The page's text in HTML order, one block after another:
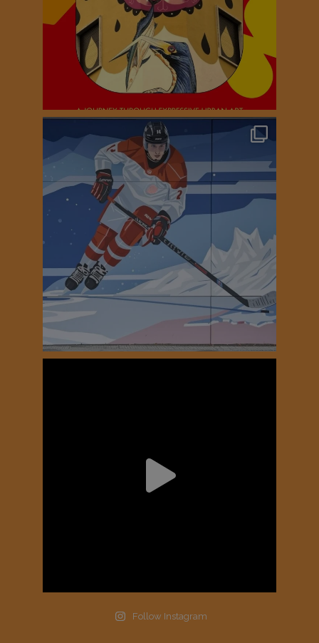
Follow Instagram